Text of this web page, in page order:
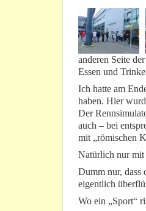
anderen Seite
Essen und
Ich hatte am
haben. Hier
Der
auch – bei
mit „römischen
Natürlich nur mit
Dumm nur, dass
eigentlich
Wo ein „Sport“